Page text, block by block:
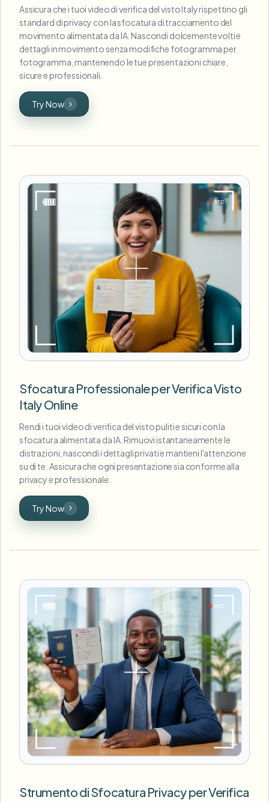
Assicura che i tuoi video di verifica del visto Italy rispettino gli
standard di privacy con la sfocatura di tracciamento del
movimento alimentata da IA. Nascondi dolcemente volti e
dettagli in movimento senza modifiche fotogramma per
fotogramma, mantenendo le tue presentazioni chiare,
sicure e professionali.
Try Now
Sfocatura Professionale per Verifica Visto
Italy Online
Rendi i tuoi video di verifica del visto puliti e sicuri con la
sfocatura alimentata da IA. Rimuovi istantaneamente le
distrazioni, nascondi i dettagli privati e mantieni l'attenzione
su di te. Assicura che ogni presentazione sia conforme alla
privacy e professionale.
Try Now
Strumento di Sfocatura Privacy per Verifica